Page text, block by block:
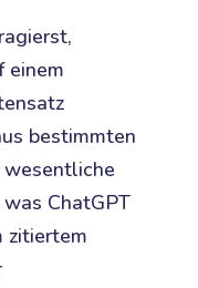
einem
bestimmten
ChatGPT
zitiertem